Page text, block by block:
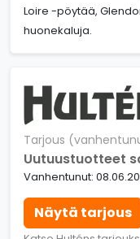
Loire -pöytää,
huonekaluja.
Tarjous
Uutuustuotteet
Vanhentunut:
Näytä tarjous